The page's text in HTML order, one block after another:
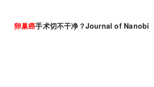
卵巢癌手术切不干净？Journal of